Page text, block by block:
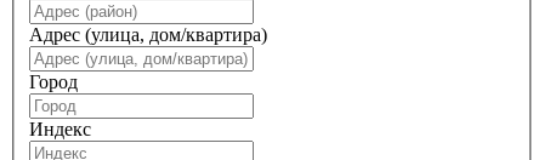
Адрес (улица, дом/квартира)
Город
Индекс